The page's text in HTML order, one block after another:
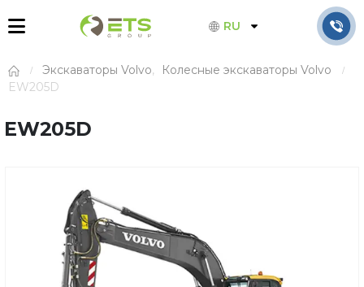
RU
Экскаваторы Volvo,
Колесные экскаваторы Volvo
EW205D
EW205D